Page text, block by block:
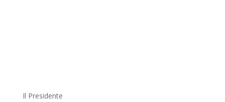
Il Presidente